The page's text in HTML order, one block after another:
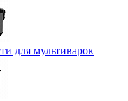
для мультиварок